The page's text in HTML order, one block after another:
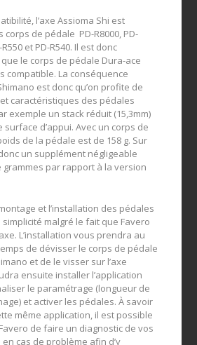
l’axe Assioma Shi est
corps de pédale PD-R8000, PD-
R550 et PD-R540. Il est donc
le corps de pédale Dura-ace
compatible. La conséquence
est donc qu’on profite de
caractéristiques des pédales
exemple un stack réduit (15,3mm)
surface d’appui. Avec un corps de
de la pédale est de 158 g. Sur
un supplément négligeable
grammes par rapport à la version
et l’installation des pédales
simplicité malgré le fait que Favero
L’installation vous prendra au
de dévisser le corps de pédale
et de le visser sur l’axe
ensuite installer l’application
le paramétrage (longueur de
et activer les pédales. À savoir
même application, il est possible
de faire un diagnostic de vos
cas de problème afin d’y